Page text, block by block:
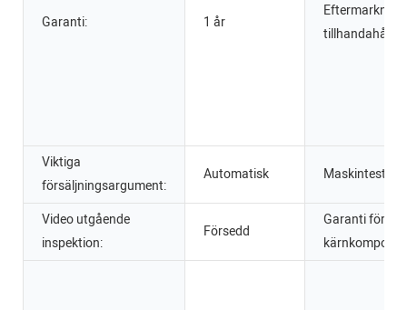
Garanti: 1 år
Viktiga
försäljningsargument:
Automatisk
Video utgående
inspektion:
Försedd
Garanti för